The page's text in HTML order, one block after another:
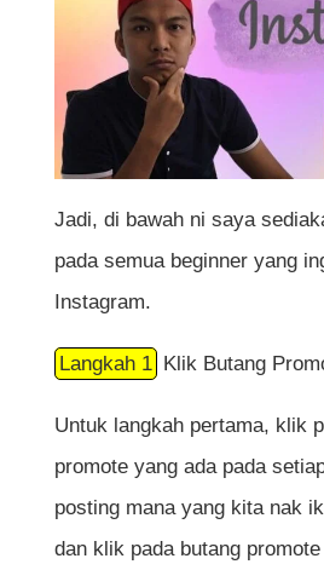
Jadi, di bawah ni saya
pada semua beginner yang
Instagram.
Langkah 1 Klik Butang
Untuk langkah pertama, klik
promote yang ada pada
posting mana yang kita nak
dan klik pada butang